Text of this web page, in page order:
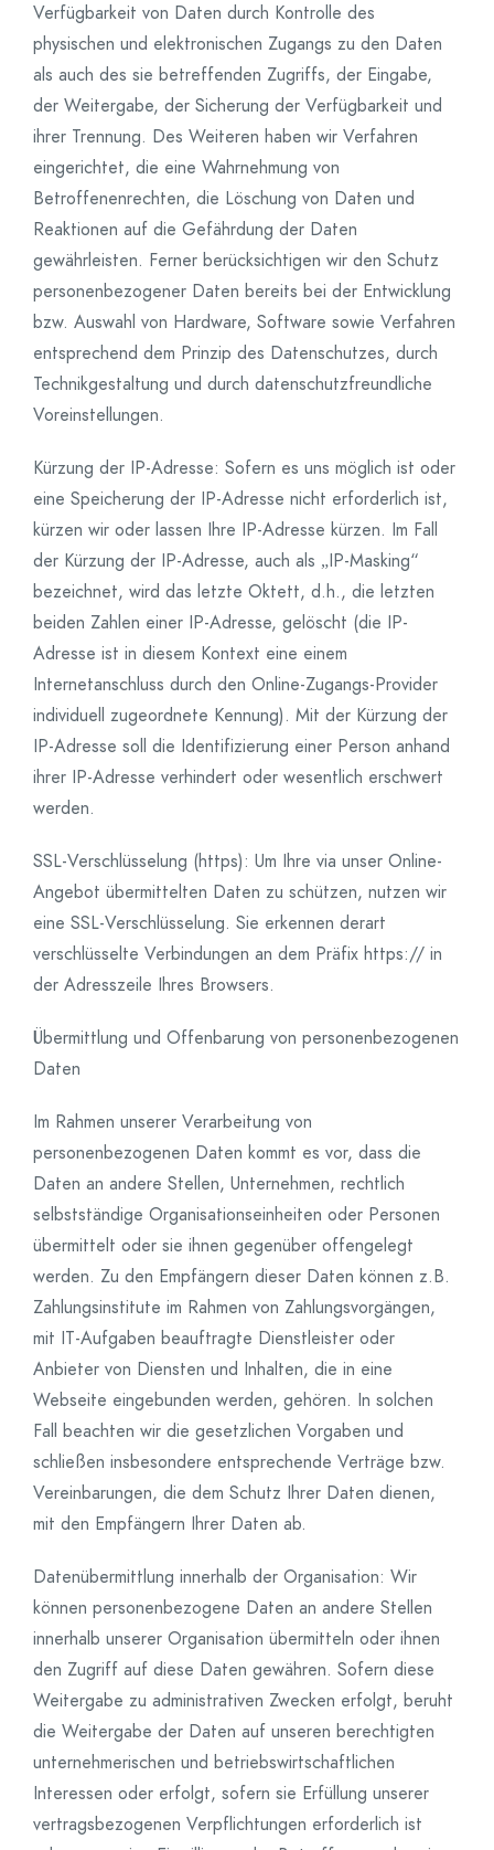
Verfügbarkeit von Daten durch Kontrolle des
physischen und elektronischen Zugangs zu den Daten
als auch des sie betreffenden Zugriffs, der Eingabe,
der Weitergabe, der Sicherung der Verfügbarkeit und
ihrer Trennung. Des Weiteren haben wir Verfahren
eingerichtet, die eine Wahrnehmung von
Betroffenenrechten, die Löschung von Daten und
Reaktionen auf die Gefährdung der Daten
gewährleisten. Ferner berücksichtigen wir den Schutz
personenbezogener Daten bereits bei der Entwicklung
bzw. Auswahl von Hardware, Software sowie Verfahren
entsprechend dem Prinzip des Datenschutzes, durch
Technikgestaltung und durch datenschutzfreundliche
Voreinstellungen.
Kürzung der IP-Adresse: Sofern es uns möglich ist oder
eine Speicherung der IP-Adresse nicht erforderlich ist,
kürzen wir oder lassen Ihre IP-Adresse kürzen. Im Fall
der Kürzung der IP-Adresse, auch als „IP-Masking“
bezeichnet, wird das letzte Oktett, d.h., die letzten
beiden Zahlen einer IP-Adresse, gelöscht (die IP-
Adresse ist in diesem Kontext eine einem
Internetanschluss durch den Online-Zugangs-Provider
individuell zugeordnete Kennung). Mit der Kürzung der
IP-Adresse soll die Identifizierung einer Person anhand
ihrer IP-Adresse verhindert oder wesentlich erschwert
werden.
SSL-Verschlüsselung (https): Um Ihre via unser Online-
Angebot übermittelten Daten zu schützen, nutzen wir
eine SSL-Verschlüsselung. Sie erkennen derart
verschlüsselte Verbindungen an dem Präfix https:// in
der Adresszeile Ihres Browsers.
Übermittlung und Offenbarung von personenbezogenen
Daten
Im Rahmen unserer Verarbeitung von
personenbezogenen Daten kommt es vor, dass die
Daten an andere Stellen, Unternehmen, rechtlich
selbstständige Organisationseinheiten oder Personen
übermittelt oder sie ihnen gegenüber offengelegt
werden. Zu den Empfängern dieser Daten können z.B.
Zahlungsinstitute im Rahmen von Zahlungsvorgängen,
mit IT-Aufgaben beauftragte Dienstleister oder
Anbieter von Diensten und Inhalten, die in eine
Webseite eingebunden werden, gehören. In solchen
Fall beachten wir die gesetzlichen Vorgaben und
schließen insbesondere entsprechende Verträge bzw.
Vereinbarungen, die dem Schutz Ihrer Daten dienen,
mit den Empfängern Ihrer Daten ab.
Datenübermittlung innerhalb der Organisation: Wir
können personenbezogene Daten an andere Stellen
innerhalb unserer Organisation übermitteln oder ihnen
den Zugriff auf diese Daten gewähren. Sofern diese
Weitergabe zu administrativen Zwecken erfolgt, beruht
die Weitergabe der Daten auf unseren berechtigten
unternehmerischen und betriebswirtschaftlichen
Interessen oder erfolgt, sofern sie Erfüllung unserer
vertragsbezogenen Verpflichtungen erforderlich ist